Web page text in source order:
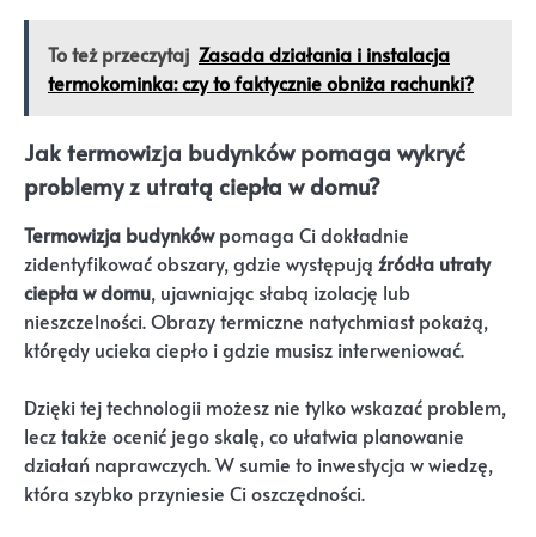
To też przeczytaj Zasada działania i instalacja
termokominka: czy to faktycznie obniża rachunki?
Jak termowizja budynków pomaga wykryć
problemy z utratą ciepła w domu?
Termowizja budynkówpomaga Ci dokładnie
zidentyfikować obszary, gdzie występują źródła utraty
ciepła w domu, ujawniając słabą izolację lub
nieszczelności. Obrazy termiczne natychmiast pokażą,
którędy ucieka ciepło i gdzie musisz interweniować.
Dzięki tej technologii możesz nie tylko wskazać problem,
lecz także ocenić jego skalę, co ułatwia planowanie
działań naprawczych. W sumie to inwestycja w wiedzę,
która szybko przyniesie Ci oszczędności.